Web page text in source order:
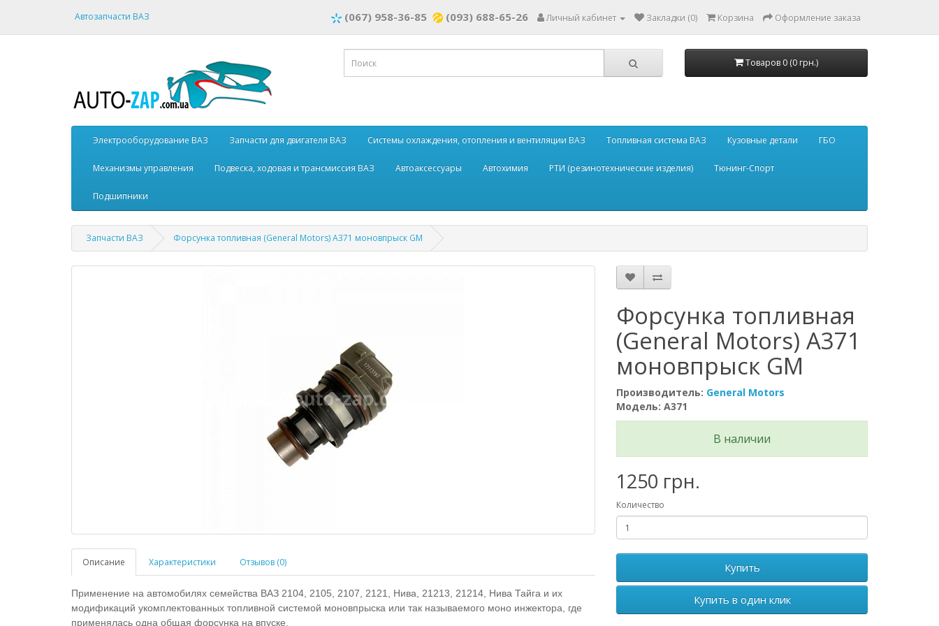
Автозапчасти ВАЗ (067) 958-36-85 (093) 688-65-26 Личный кабинет Закладки (0) Корзина Оформление заказа
Товаров 0 (0 грн.)
Электрооборудование ВАЗ Запчасти для двигателя ВАЗ Системы охлаждения, отопления и вентиляции ВАЗ Топливная система ВАЗ Кузовные детали ГБО
Механизмы управления Подвеска, ходовая и трансмиссия ВАЗ Автоаксессуары Автохимия РТИ (резинотехнические изделия) Тюнинг-Спорт
Подшипники
Запчасти ВАЗ Форсунка топливная (General Motors) A371 моновпрыск GM
Описание Характеристики Отзывов (0)
Применение на автомобилях семейства ВАЗ 2104, 2105, 2107, 2121, Нива, 21213, 21214, Нива Тайга и их
модификаций укомплектованных топливной системой моновпрыска или так называемого моно инжектора, где
применялась одна общая форсунка на впуске.
Форсунка топливная
(General Motors) A371
моновпрыск GM
Производитель: General Motors
Модель: А371
В наличии
1250 грн.
Количество
Купить
Купить в один клик